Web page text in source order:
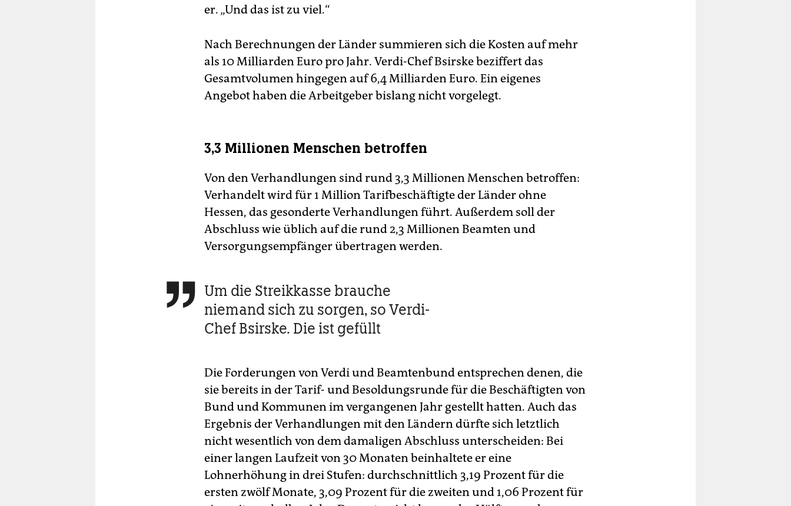
er. „Und das ist zu viel.“
Nach Berechnungen der Länder summieren sich die Kosten auf mehr
als 10 Milliarden Euro pro Jahr. Verdi-Chef Bsirske ­beziffert das
Gesamtvolumen hingegen auf 6,4 Milliarden Euro. Ein eigenes
Angebot haben die Arbeitgeber bislang nicht vorgelegt.
3,3 Millionen Menschen betroffen
Von den Verhandlungen sind rund 3,3 Millionen Menschen betroffen:
Verhandelt wird für 1 Million Tarifbeschäftigte der Länder ohne
Hessen, das gesonderte Verhandlungen führt. Außerdem soll der
Abschluss wie üblich auf die rund 2,3 Millionen Beamten und
Versorgungsempfänger übertragen werden.
 Um die Streikkasse brauche
niemand sich zu sorgen, so Verdi-
Chef Bsirske. Die ist gefüllt
Die Forderungen von Verdi und Beamtenbund entsprechen denen, die
sie bereits in der Tarif- und Besoldungsrunde für die Beschäftigten von
Bund und Kommunen im vergangenen Jahr gestellt hatten. Auch das
Ergebnis der Verhandlungen mit den Ländern dürfte sich letztlich
nicht wesentlich von dem damaligen Abschluss unterscheiden: Bei
einer langen Laufzeit von 30 Monaten beinhaltete er eine
Lohnerhöhung in drei Stufen: durchschnittlich 3,19 Prozent für die
ersten zwölf Monate, 3,09 Prozent für die zweiten und 1,06 Prozent für